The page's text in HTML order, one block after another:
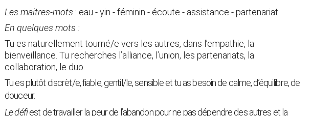
Les maitres-mots : eau - yin - féminin - écoute - assistance - partenariat
En quelques mots :
Tu es naturellement tourné/e vers les autres, dans l’empathie, la
bienveillance. Tu recherches l’alliance, l’union, les partenariats, la
collaboration, le duo.
Tu es plutôt discrèt/e, fiable, gentil/le, sensible et tu as besoin de calme, d’équilibre, de
douceur.
Le défi est de travailler la peur de l’abandon pour ne pas dépendre des autres et la